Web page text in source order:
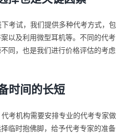
考试，我们提供多种代考方式，包
以及利用微型耳机等。不同的代考
同，也是我们进行价格评估的考虑
时间的长短
考机构需要安排专业的代考专家做
临时抱佛脚，给予代考专家的准备